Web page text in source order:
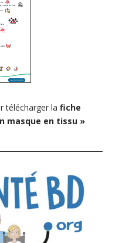
télécharger lafiche
masque en tissu »